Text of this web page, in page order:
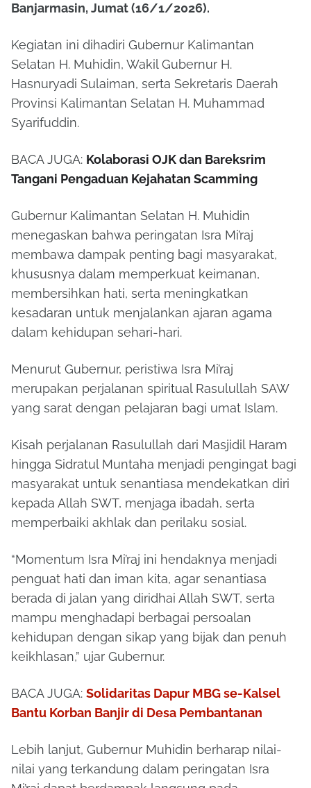
Banjarmasin, Jumat (16/1/2026).
Kegiatan ini dihadiri Gubernur Kalimantan
Selatan H. Muhidin, Wakil Gubernur H.
Hasnuryadi Sulaiman, serta Sekretaris Daerah
Provinsi Kalimantan Selatan H. Muhammad
Syarifuddin.
BACA JUGA: Kolaborasi OJK dan Bareksrim
Tangani Pengaduan Kejahatan Scamming
Gubernur Kalimantan Selatan H. Muhidin
menegaskan bahwa peringatan Isra Mi’raj
membawa dampak penting bagi masyarakat,
khususnya dalam memperkuat keimanan,
membersihkan hati, serta meningkatkan
kesadaran untuk menjalankan ajaran agama
dalam kehidupan sehari-hari.
Menurut Gubernur, peristiwa Isra Mi’raj
merupakan perjalanan spiritual Rasulullah SAW
yang sarat dengan pelajaran bagi umat Islam.
Kisah perjalanan Rasulullah dari Masjidil Haram
hingga Sidratul Muntaha menjadi pengingat bagi
masyarakat untuk senantiasa mendekatkan diri
kepada Allah SWT, menjaga ibadah, serta
memperbaiki akhlak dan perilaku sosial.
“Momentum Isra Mi’raj ini hendaknya menjadi
penguat hati dan iman kita, agar senantiasa
berada di jalan yang diridhai Allah SWT, serta
mampu menghadapi berbagai persoalan
kehidupan dengan sikap yang bijak dan penuh
keikhlasan,” ujar Gubernur.
BACA JUGA: Solidaritas Dapur MBG se-Kalsel
Bantu Korban Banjir di Desa Pembantanan
Lebih lanjut, Gubernur Muhidin berharap nilai-
nilai yang terkandung dalam peringatan Isra